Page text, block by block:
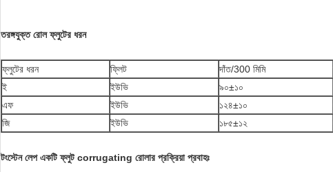
তরঙ্গযুক্ত রোল ফ্লুটের ধরন
ফ্লুটের ধরন ফ্লিট দাঁত/300 মিমি
ই
ইউভি ৯০±১০
এফ
ইউভি ১২৪±১০
জি
ইউভি ১৮৫±১২
টংস্টেন লেপ একটি ফ্লুট corrugating রোলার প্রক্রিয়া প্রবাহঃ